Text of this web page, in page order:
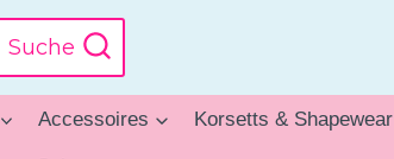
Suche
Accessoires Korsetts & Shapewear